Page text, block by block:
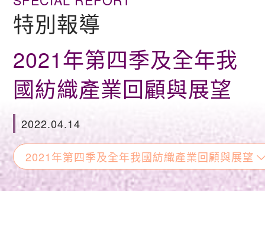
特別報導
2021年第四季及全年我
國紡織產業回顧與展望
2022.04.14
2021年第四季及全年我國紡織產業回顧與展望